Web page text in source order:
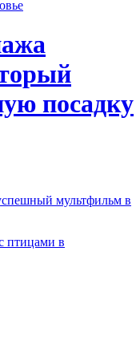
посадку
мультфильм в
птицами в